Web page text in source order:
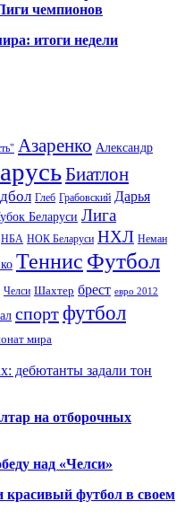
чемпионов
итоги недели
Азаренко Александр
Биатлон
Глеб Грабовский Дарья
Беларуси Лига
НБА НОК Беларуси НХЛ Неман
Теннис Футбол
Челси Шахтер брест евро 2012
спортфутбол
мира
дебютанты задали тон
на отборочных
над «Челси»
красивый футбол в своем